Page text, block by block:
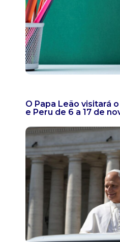
O Papa Leão visitará
e Peru de 6 a 17 de